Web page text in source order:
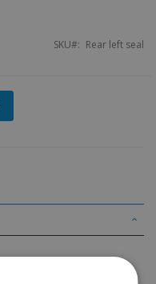
SKU Rear left seal